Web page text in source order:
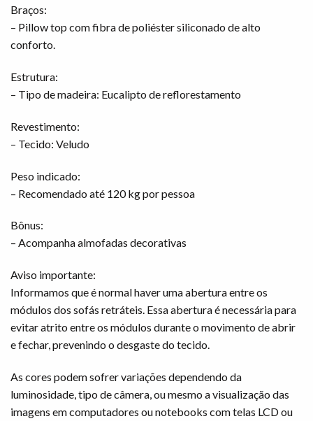
Braços:
– Pillow top com fibra de poliéster siliconado de alto
conforto.
Estrutura:
– Tipo de madeira: Eucalipto de reflorestamento
Revestimento:
– Tecido: Veludo
Peso indicado:
– Recomendado até 120 kg por pessoa
Bônus:
– Acompanha almofadas decorativas
Aviso importante:
Informamos que é normal haver uma abertura entre os
módulos dos sofás retráteis. Essa abertura é necessária para
evitar atrito entre os módulos durante o movimento de abrir
e fechar, prevenindo o desgaste do tecido.
As cores podem sofrer variações dependendo da
luminosidade, tipo de câmera, ou mesmo a visualização das
imagens em computadores ou notebooks com telas LCD ou